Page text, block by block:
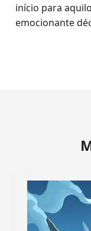
início para
emocionante